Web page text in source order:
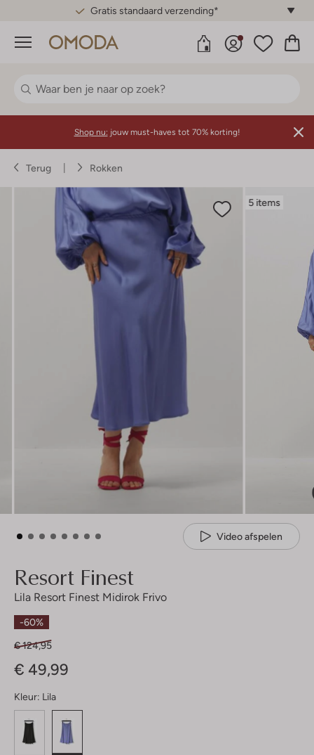
Gratis standaard verzending*
Menu
Shop nu: jouw must-haves tot 70% korting!
Terug Rokken
5 items
Video afspelen
Resort Finest
Lila Resort Finest Midirok Frivo
-60%
€ 124,95
€ 49,99
Kleur: Lila